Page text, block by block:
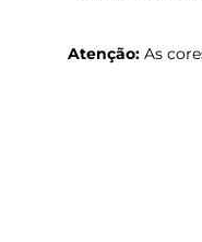
Atenção:As